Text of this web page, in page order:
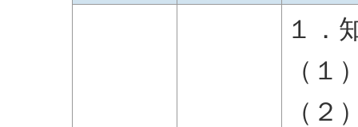
１．
（
（